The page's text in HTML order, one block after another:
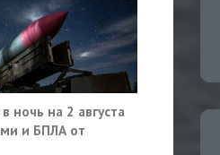
ночь на 2 августа
и БПЛА от